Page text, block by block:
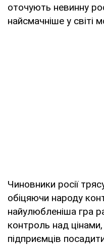
оточують невинну
найсмачніше у світі
Чиновники росії
обіцяючи народу
найулюбленіша гра
контроль над
підприємців